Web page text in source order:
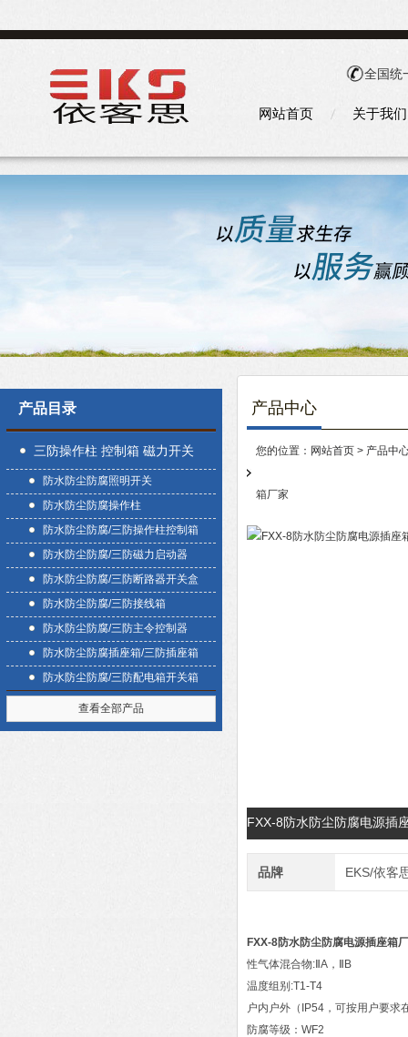
全国统
网站首页 关于我们
产品目录
三防操作柱 控制箱 磁力开关
盒防水防尘防腐照明开关
防水防尘防腐操作柱
防水防尘防腐/三防操作柱控制箱
防水防尘防腐/三防磁力启动器
防水防尘防腐/三防断路器开关盒
防水防尘防腐/三防接线箱
防水防尘防腐/三防主令控制器
防水防尘防腐插座箱/三防插座箱
防水防尘防腐/三防配电箱开关箱
查看全部产品
产品中心
您的位置： 网站首页 > 产品中
箱厂家
FXX-8防水防尘防腐电源插
品牌 EKS/依客
FXX-8防水防尘防腐电源插座箱
性气体混合物:ⅡA，ⅡB
温度组别:T1-T4
户内户外（IP54，可按用户要求
防腐等级：WF2